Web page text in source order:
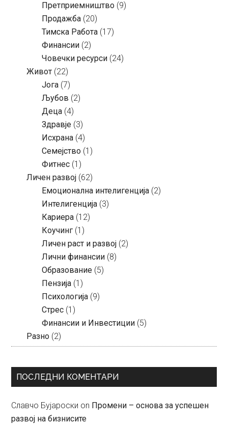
Претприемништво (9)
Продажба (20)
Тимска Работа (17)
Финансии (2)
Човечки ресурси (24)
Живот (22)
Јога (7)
Љубов (2)
Деца (4)
Здравје (3)
Исхрана (4)
Семејство (1)
Фитнес (1)
Личен развој (62)
Емоционална интелигенција (2)
Интелигенција (3)
Кариера (12)
Коучинг (1)
Личен раст и развој (2)
Лични финансии (8)
Образование (5)
Пензија (1)
Психологија (9)
Стрес (1)
Финансии и Инвестиции (5)
Разно (2)
ПОСЛЕДНИ КОМЕНТАРИ
Славчо Бујароски on Промени – основа за успешен
развој на бизнисите